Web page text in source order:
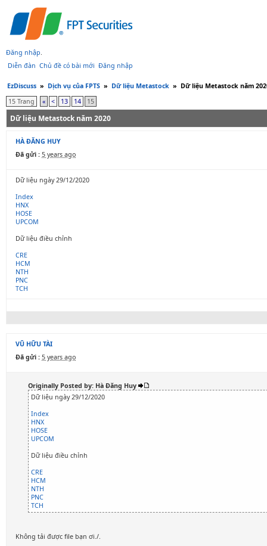
Đăng nhập.
Diễn đàn Chủ đề có bài mới Đăng nhập
EzDiscuss » Dịch vụ của FPTS » Dữ liệu Metastock » Dữ liệu Metastock năm
15 Trang
« < 13 14 15
Dữ liệu Metastock năm 2020
HÀ ĐĂNG HUY
Đã gửi : 5 years ago
Dữ liệu ngày 29/12/2020
Index
HNX
HOSE
UPCOM
Dữ liệu điều chỉnh
CRE
HCM
NTH
PNC
TCH
VŨ HỮU TÀI
Đã gửi : 5 years ago
Originally Posted by: Hà Đăng Huy
Dữ liệu ngày 29/12/2020
Index
HNX
HOSE
UPCOM
Dữ liệu điều chỉnh
CRE
HCM
NTH
PNC
TCH
Không tải được file bạn ơi./.